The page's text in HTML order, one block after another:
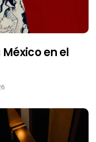
México en el